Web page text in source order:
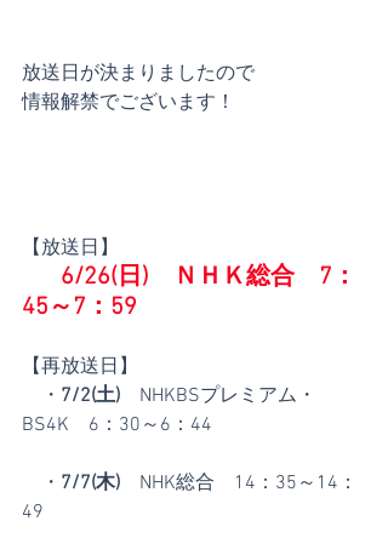
放送日が決まりましたので
情報解禁でございます！
【放送日】
6/26(日)　ＮＨＫ総合　7：
45～7：59
【再放送日】
・ 7/2(土) NHKBSプレミアム・
BS4K　6：30～6：44
・ 7/7(木) NHK総合　14：35～14：
49